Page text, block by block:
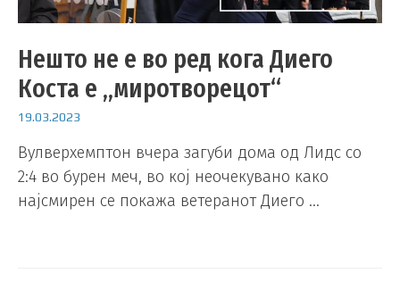
Нешто не е во ред кога Диего
Коста е „миротворецот“
19.03.2023
Вулверхемптон вчера загуби дома од Лидс со
2:4 во бурен меч, во кој неочекувано како
најсмирен се покажа ветеранот Диего …